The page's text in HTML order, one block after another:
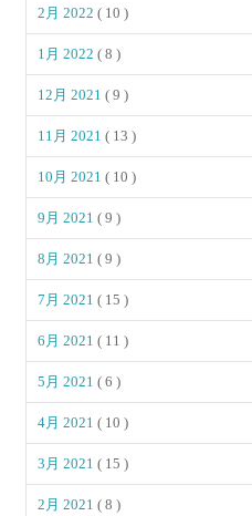
2月 2022( 10 )
1月 2022( 8 )
12月 2021( 9 )
11月 2021( 13 )
10月 2021( 10 )
9月 2021( 9 )
8月 2021( 9 )
7月 2021( 15 )
6月 2021( 11 )
5月 2021( 6 )
4月 2021( 10 )
3月 2021( 15 )
2月 2021( 8 )